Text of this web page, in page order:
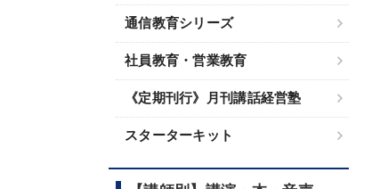
通信教育シリーズ
社員教育・営業教育
《定期刊行》月刊講話経営塾
スターターキット